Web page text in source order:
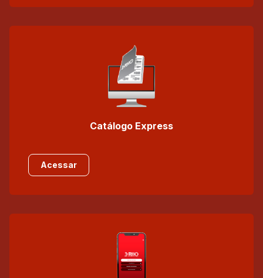
Catálogo Express
Acessar